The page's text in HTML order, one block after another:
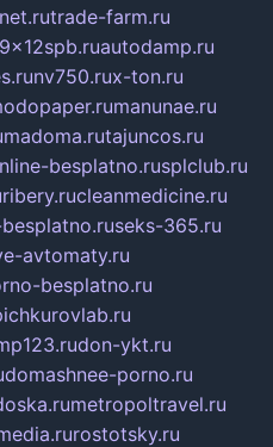
trade-farm.ru
autodamp.ru
nv750.rux-ton.ru
manunae.ru
madoma.rutajuncos.ru
besplatno.rusplclub.ru
ribery.rucleanmedicine.ru
seks-365.ru
avtomaty.ru
besplatno.ru
don-ykt.ru
domashnee-porno.ru
metropoltravel.ru
rostotsky.ru